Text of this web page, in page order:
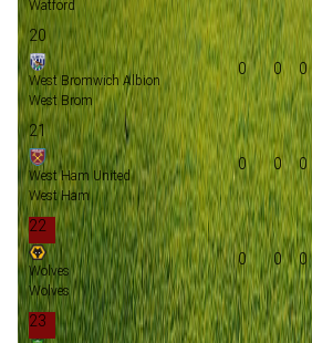
Watford
20
West Bromwich Albion
West Brom
0 0 0
21
West Ham United
West Ham
0 0 0
22
Wolves
Wolves
0 0 0
23